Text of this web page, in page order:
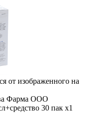
от изображенного на
Фарма ООО
30 пак x1